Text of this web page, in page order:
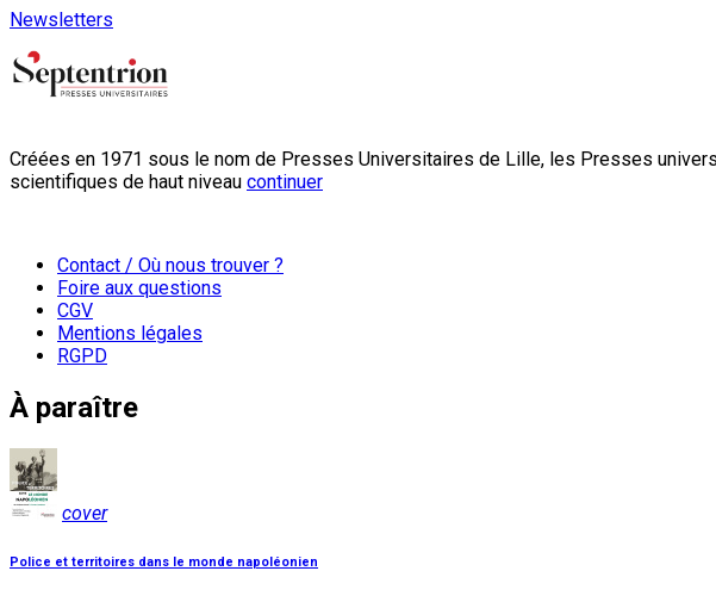
Newsletters
Créées en 1971 sous le nom de Presses Universitaires de Lille, les Presses
scientifiques de haut niveau continuer
Contact / Où nous trouver ?
Foire aux questions
CGV
Mentions légales
RGPD
À paraître
cover
Police et territoires dans le monde napoléonien